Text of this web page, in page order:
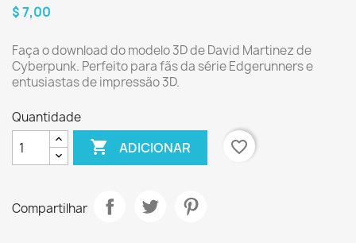
$ 7,00
Faça o download do modelo 3D de David Martinez de
Cyberpunk. Perfeito para fãs da série Edgerunners e
entusiastas de impressão 3D.
Quantidade
 ADICIONAR favorite_border
Compartilhar